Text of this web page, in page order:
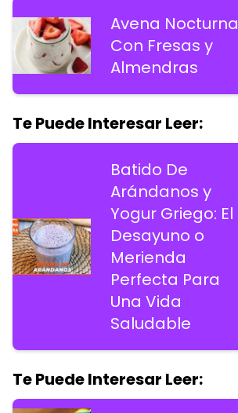
Avena Nocturna
Con Fresas y
Almendras
Te Puede Interesar Leer:
Batido De
Arándanos y
Yogur Griego: El
Desayuno o
Merienda
Perfecta Para
Una Vida
Saludable
Te Puede Interesar Leer: